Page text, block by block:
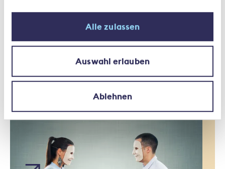
Alle zulassen
Auswahl erlauben
Ablehnen
Sozialmissbrauch konsequent